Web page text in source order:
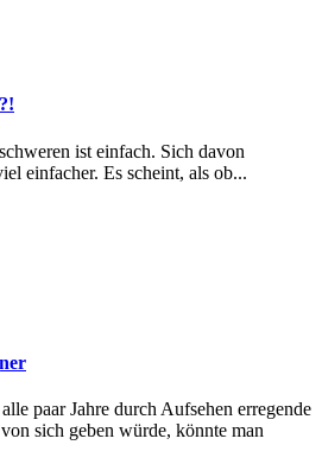
ist einfach. Sich davon
einfacher. Es scheint, als ob...
paar Jahre durch Aufsehen erregende
sich geben würde, könnte man